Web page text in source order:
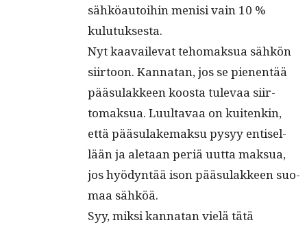
sähköau­toi­hin menisi vain 10 %
kulutuksesta.
Nyt kaavail­e­vat tehomak­sua sähkön
siir­toon. Kan­natan, jos se pienen­tää
pää­su­lak­keen koos­ta tule­vaa siir­
tomak­sua. Luul­tavaa on kuitenkin,
että pää­su­lake­mak­su pysyy entisel­
lään ja ale­taan per­iä uut­ta mak­sua,
jos hyö­dyn­tää ison pää­su­lak­keen suo­
maa sähköä.
Syy, mik­si kan­natan vielä tätä